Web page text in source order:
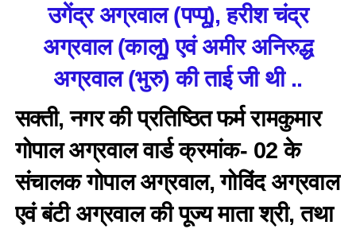
उगेंद्र अग्रवाल (पप्पू), हरीश चंद्र
अग्रवाल (कालू) एवं अमीर अनिरुद्ध
अग्रवाल (भुरु) की ताई जी थी ..
सक्ती, नगर की प्रतिष्ठित फर्म रामकुमार
गोपाल अग्रवाल वार्ड क्रमांक- 02 के
संचालक गोपाल अग्रवाल, गोविंद अग्रवाल
एवं बंटी अग्रवाल की पूज्य माता श्री, तथा